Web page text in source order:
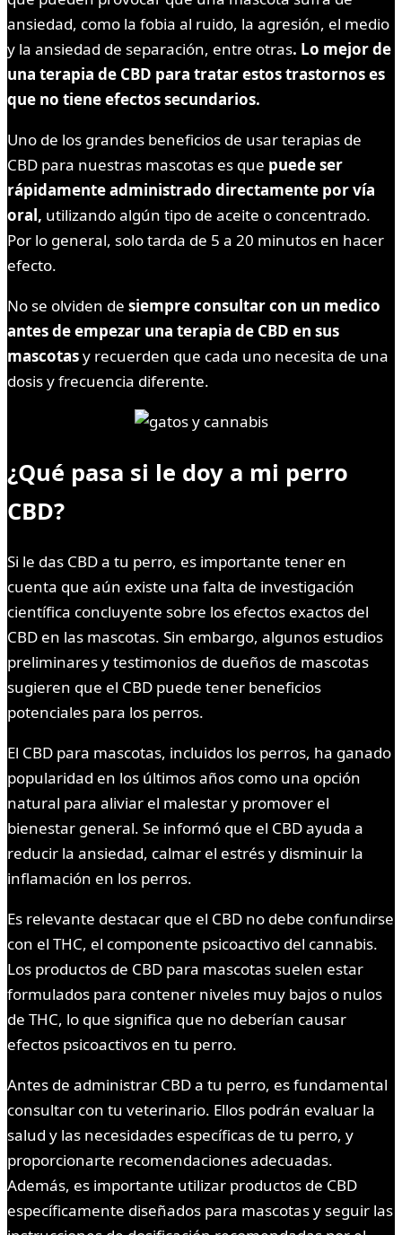
ansiedad, como la fobia al ruido, la agresión, el medio
y la ansiedad de separación, entre otras. Lo mejor de
una terapia de CBD para tratar estos trastornos es
que no tiene efectos secundarios.
Uno de los grandes beneficios de usar terapias de
CBD para nuestras mascotas es que puede ser
rápidamente administrado directamente por vía
oral, utilizando algún tipo de aceite o concentrado.
Por lo general, solo tarda de 5 a 20 minutos en hacer
efecto.
No se olviden de siempre consultar con un medico
antes de empezar una terapia de CBD en sus
mascotasy recuerden que cada uno necesita de una
dosis y frecuencia diferente.
¿Qué pasa si le doy a mi perro
CBD?
Si le das CBD a tu perro, es importante tener en
cuenta que aún existe una falta de investigación
científica concluyente sobre los efectos exactos del
CBD en las mascotas. Sin embargo, algunos estudios
preliminares y testimonios de dueños de mascotas
sugieren que el CBD puede tener beneficios
potenciales para los perros.
El CBD para mascotas, incluidos los perros, ha ganado
popularidad en los últimos años como una opción
natural para aliviar el malestar y promover el
bienestar general. Se informó que el CBD ayuda a
reducir la ansiedad, calmar el estrés y disminuir la
inflamación en los perros.
Es relevante destacar que el CBD no debe confundirse
con el THC, el componente psicoactivo del cannabis.
Los productos de CBD para mascotas suelen estar
formulados para contener niveles muy bajos o nulos
de THC, lo que significa que no deberían causar
efectos psicoactivos en tu perro.
Antes de administrar CBD a tu perro, es fundamental
consultar con tu veterinario. Ellos podrán evaluar la
salud y las necesidades específicas de tu perro, y
proporcionarte recomendaciones adecuadas.
Además, es importante utilizar productos de CBD
específicamente diseñados para mascotas y seguir las